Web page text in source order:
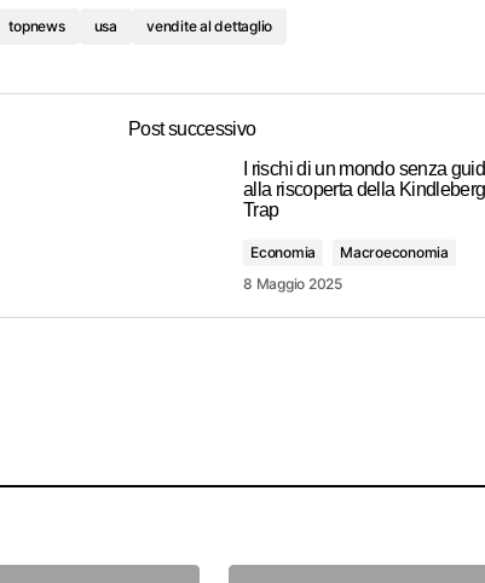
topnews usa vendite al dettaglio
Post successivo
I rischi di un mondo senza
alla riscoperta della
Trap
Economia
Macroeconomia
8 Maggio 2025